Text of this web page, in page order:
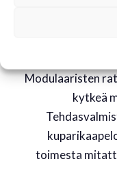
tilaa kuin
Modulaaristen
kytkeä
toimesta